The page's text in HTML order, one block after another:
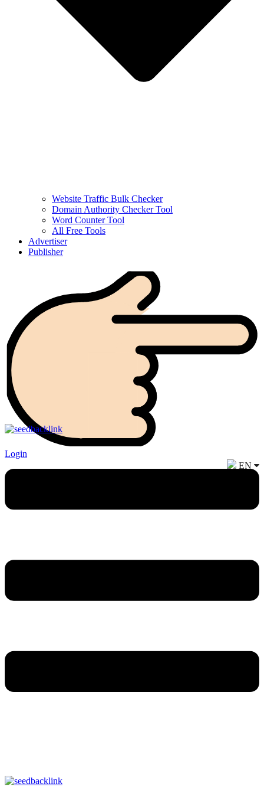
Website Traffic Bulk Checker
Domain Authority Checker Tool
Word Counter Tool
All Free Tools
Advertiser
Publisher
Login
EN